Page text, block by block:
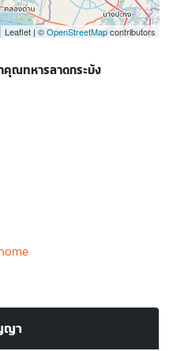
Leaflet | ©OpenStreetMapcontributors
คุณทหารลาดกระบัง
ญา